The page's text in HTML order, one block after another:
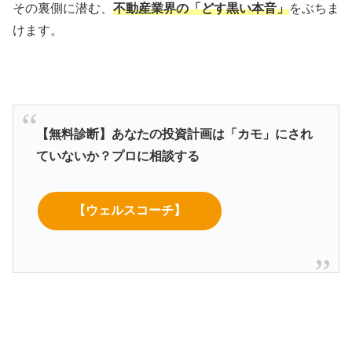
その裏側に潜む、 不動産業界の「どす黒い本音」をぶちま
けます。
【無料診断】あなたの投資計画は「カモ」にされ
ていないか？プロに相談する
【ウェルスコーチ】